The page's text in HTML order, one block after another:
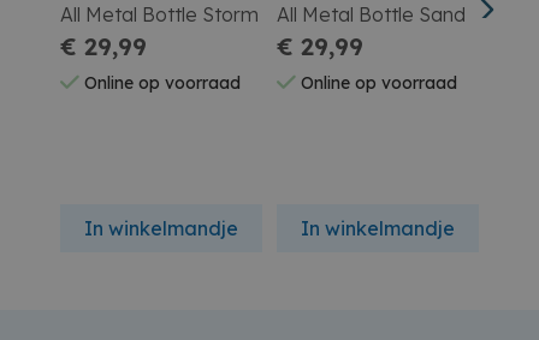
All Metal Bottle Storm
€ 29,99
Online op voorraad
In winkelmandje
All Metal Bottle Sand
€ 29,99
Online op voorraad
In winkelmandje